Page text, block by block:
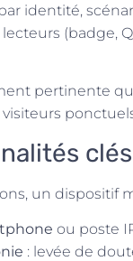
identité,
(badge,
pertinente
visiteurs
un dispositif
ou poste
: levée de